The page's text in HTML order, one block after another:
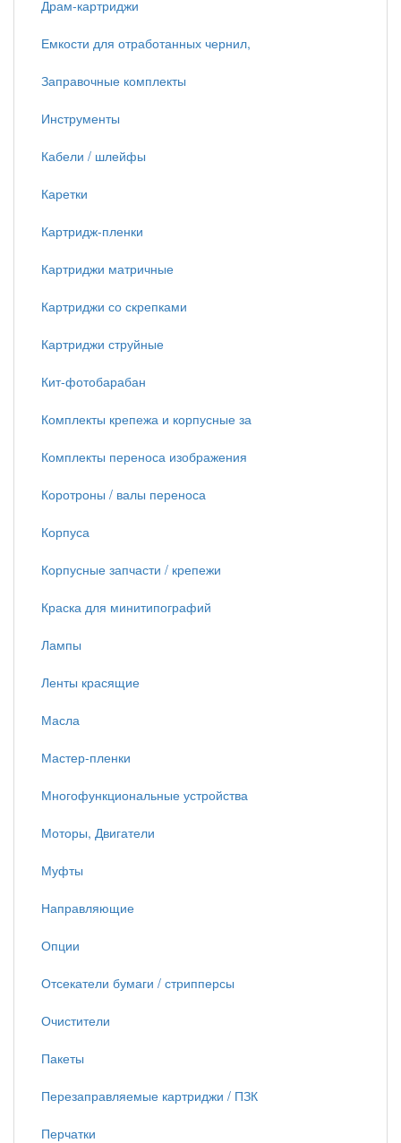
Драм-картриджи
Емкости для отработанных чернил,
Заправочные комплекты
Инструменты
Кабели / шлейфы
Каретки
Картридж-пленки
Картриджи матричные
Картриджи со скрепками
Картриджи струйные
Кит-фотобарабан
Комплекты крепежа и корпусные за
Комплекты переноса изображения
Коротроны / валы переноса
Корпуса
Корпусные запчасти / крепежи
Краска для минитипографий
Лампы
Ленты красящие
Масла
Мастер-пленки
Многофункциональные устройства
Моторы, Двигатели
Муфты
Направляющие
Опции
Отсекатели бумаги / стрипперсы
Очистители
Пакеты
Перезаправляемые картриджи / ПЗК
Перчатки